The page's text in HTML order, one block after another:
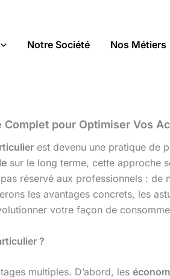
Notre Société Nos Métiers
pour Optimiser Vos
est devenu une pratique de
sur le long terme, cette approche
pas réservé aux professionnels : de
les avantages concrets, les
votre façon de
?
multiples. D’abord, les